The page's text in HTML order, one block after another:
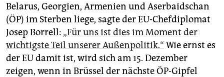
Belarus, Georgien, Armenien und Aserbaidschan
(ÖP) im Sterben liege, sagte der EU-Chefdiplomat
Josep Borrell: „Für uns ist dies im Moment der
wichtigste Teil unserer Außenpolitik.“ Wie ernst es
der EU damit ist, wird sich am 15. Dezember
zeigen, wenn in Brüssel der nächste ÖP-Gipfel